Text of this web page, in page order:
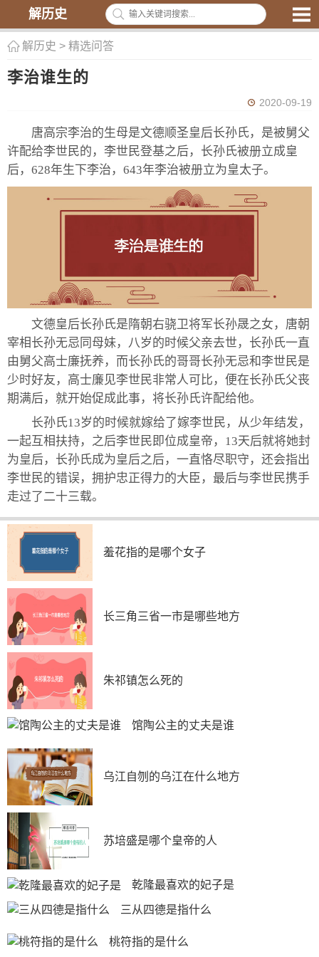
解历史
解历史 > 精选问答
李治谁生的
2020-09-19
唐高宗李治的生母是文德顺圣皇后长孙氏，是被舅父
许配给李世民的，李世民登基之后，长孙氏被册立成皇
后，628年生下李治，643年李治被册立为皇太子。
文德皇后长孙氏是隋朝右骁卫将军长孙晟之女，唐朝
宰相长孙无忌同母妹，八岁的时候父亲去世，长孙氏一直
由舅父高士廉抚养，而长孙氏的哥哥长孙无忌和李世民是
少时好友，高士廉见李世民非常人可比，便在长孙氏父丧
期满后，就开始促成此事，将长孙氏许配给他。
长孙氏13岁的时候就嫁给了嫁李世民，从少年结发，
一起互相扶持，之后李世民即位成皇帝，13天后就将她封
为皇后，长孙氏成为皇后之后，一直恪尽职守，还会指出
李世民的错误，拥护忠正得力的大臣，最后与李世民携手
走过了二十三载。
羞花指的是哪个女子
长三角三省一市是哪些地方
朱祁镇怎么死的
馆陶公主的丈夫是谁
乌江自刎的乌江在什么地方
苏培盛是哪个皇帝的人
乾隆最喜欢的妃子是
三从四德是指什么
桃符指的是什么